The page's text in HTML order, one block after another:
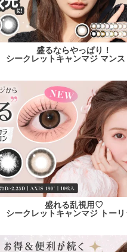
盛るならやっぱり！
シークレットキャンマジ マン
盛れる乱視用♡
シークレットキャンマジ トーリ